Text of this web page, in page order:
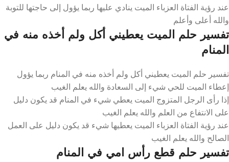
عند رؤية الفتاة العزباء الميت ينادي عليها ربما يؤول إلى حاجتها للتوبة
والله أعلى وأعلم
تفسير حلم الميت يعطيني أكل ولم أخذه منه في
المنام
تفسير حلم الميت يعطيني أكل ولم أخذه منه في المنام ربما يؤول
إعطاء الميت للحي شيء إلى السعادة والله يعلم الغيب
إذا رأى الرجل المتزوج الميت يعطي شيء في المنام قد يكون دليل
على الانتفاع من العلم والله يعلم الغيب
عند رؤية الفتاة العزباء الميت يعطيها شيء قد يكون دليل على العمل
الصالح والله يعلم الغيب
تفسير حلم قطع رأس امي في المنام